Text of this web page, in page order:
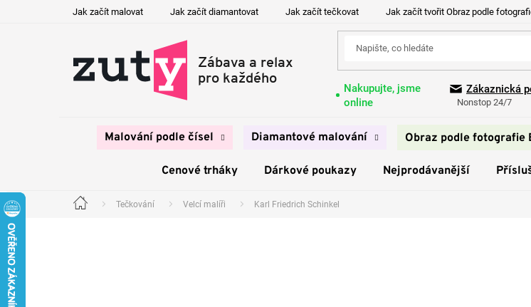
Jak začít malovat Jak začít diamantovat Jak začít tečkovat Jak začít tvořit Obraz podle
Nakupujte, jsme
online
Zákaznická
Nonstop 24/7
Malování podle čísel Diamantové malování Obraz podle fotografie
Cenové trháky Dárkové poukazy Nejprodávanější
Domů Tečkování Velcí malíři Karl Friedrich Schinkel